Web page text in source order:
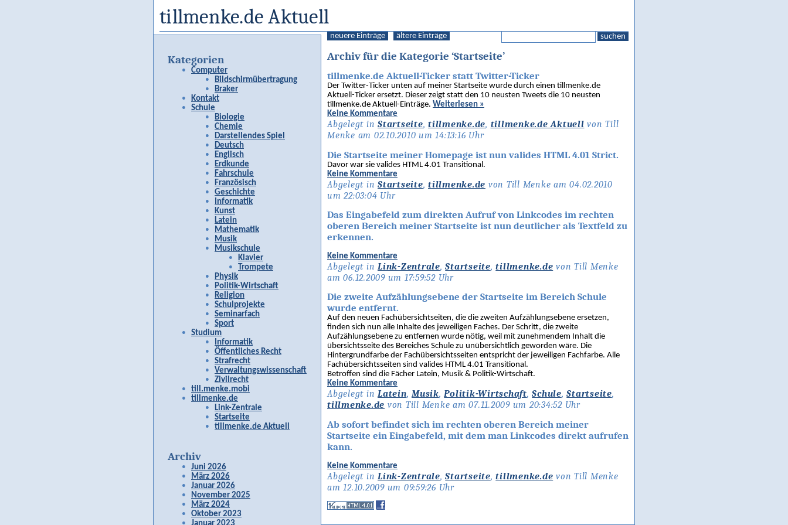
tillmenke.de Aktuell
Kategorien
Computer
Bildschirmübertragung
Braker
Kontakt
Schule
Biologie
Chemie
Darstellendes Spiel
Deutsch
Englisch
Erdkunde
Fahrschule
Französisch
Geschichte
Informatik
Kunst
Latein
Mathematik
Musik
Musikschule
Klavier
Trompete
Physik
Politik-Wirtschaft
Religion
Schulprojekte
Seminarfach
Sport
Studium
Informatik
Öffentliches Recht
Strafrecht
Verwaltungswissenschaft
Zivilrecht
till.menke.mobi
tillmenke.de
Link-Zentrale
Startseite
tillmenke.de Aktuell
Archiv
Juni 2026
März 2026
Januar 2026
November 2025
März 2024
Oktober 2023
neuere Einträge ältere Einträge suchen
Archiv für die Kategorie ‘Startseite’
tillmenke.de Aktuell-Ticker statt Twitter-Ticker
Der Twitter-Ticker unten auf meiner Startseite wurde durch einen tillmenke.de
Aktuell-Ticker ersetzt. Dieser zeigt statt den 10 neusten Tweets die 10 neusten
tillmenke.de Aktuell-Einträge. Weiterlesen »
Keine Kommentare
Abgelegt in Startseite, tillmenke.de, tillmenke.de Aktuell von Till
Menke am 02.10.2010 um 14:13:16 Uhr
Die Startseite meiner Homepage ist nun valides HTML 4.01 Strict.
Davor war sie valides HTML 4.01 Transitional.
Keine Kommentare
Abgelegt in Startseite, tillmenke.de von Till Menke am 04.02.2010
um 22:03:04 Uhr
Das Eingabefeld zum direkten Aufruf von Linkcodes im rechten
oberen Bereich meiner Startseite ist nun deutlicher als Textfeld zu
erkennen.
Keine Kommentare
Abgelegt in Link-Zentrale,Startseite,tillmenke.de von Till Menke
am 06.12.2009 um 17:59:52 Uhr
Die zweite Aufzählungsebene der Startseite im Bereich Schule
wurde entfernt.
Auf den neuen Fachübersichtseiten, die die zweiten Aufzählungsebene ersetzen,
finden sich nun alle Inhalte des jeweiligen Faches. Der Schritt, die zweite
Aufzählungsebene zu entfernen wurde nötig, weil mit zunehmendem Inhalt die
übersichtsseite des Bereiches Schule zu unübersichtlich geworden wäre. Die
Hintergrundfarbe der Fachübersichtsseiten entspricht der jeweiligen Fachfarbe. Alle
Fachübersichtsseiten sind valides HTML 4.01 Transitional.
Betroffen sind die Fächer Latein, Musik & Politik-Wirtschaft.
Keine Kommentare
Abgelegt in Latein, Musik,Politik-Wirtschaft,Schule,Startseite,
tillmenke.de von Till Menke am 07.11.2009 um 20:34:52 Uhr
Ab sofort befindet sich im rechten oberen Bereich meiner
Startseite ein Eingabefeld, mit dem man Linkcodes direkt aufrufen
kann.
Keine Kommentare
Abgelegt in Link-Zentrale,Startseite,tillmenke.de von Till Menke
am 12.10.2009 um 09:59:26 Uhr